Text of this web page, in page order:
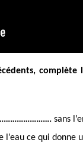
complète
sans
l’eau ce qui donne